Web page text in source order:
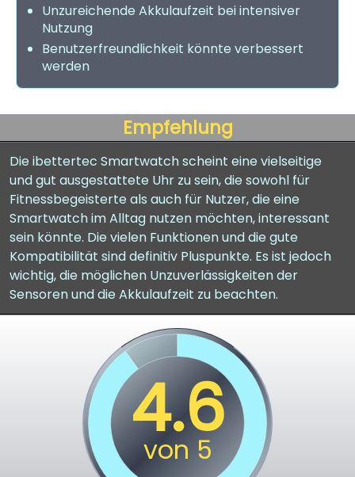
Unzureichende Akkulaufzeit bei intensiver
Nutzung
Benutzerfreundlichkeit könnte verbessert
werden
Empfehlung
Die ibettertec Smartwatch scheint eine vielseitige
und gut ausgestattete Uhr zu sein, die sowohl für
Fitnessbegeisterte als auch für Nutzer, die eine
Smartwatch im Alltag nutzen möchten, interessant
sein könnte. Die vielen Funktionen und die gute
Kompatibilität sind definitiv Pluspunkte. Es ist jedoch
wichtig, die möglichen Unzuverlässigkeiten der
Sensoren und die Akkulaufzeit zu beachten.